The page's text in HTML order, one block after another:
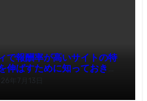
で報酬率が高いサイトの特
伸ばすために知っておきた
年7月13日